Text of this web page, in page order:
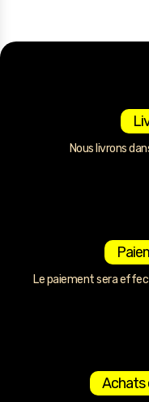
Nous livrons
Le paiement sera
Achats